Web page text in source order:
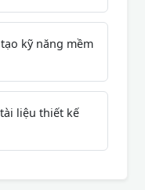
kỹ năng mềm
liệu thiết kế